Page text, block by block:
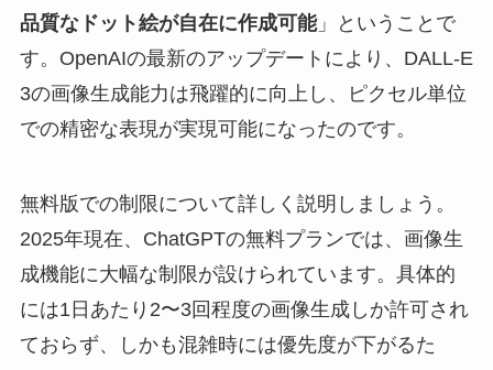
品質なドット絵が自在に作成可能」ということで
す。OpenAIの最新のアップデートにより、DALL-E
3の画像生成能力は飛躍的に向上し、ピクセル単位
での精密な表現が実現可能になったのです。
無料版での制限について詳しく説明しましょう。
2025年現在、ChatGPTの無料プランでは、画像生
成機能に大幅な制限が設けられています。具体的
には1日あたり2〜3回程度の画像生成しか許可され
ておらず、しかも混雑時には優先度が下がるた